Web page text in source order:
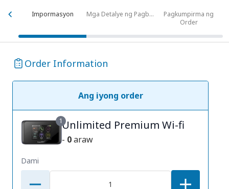
Impormasyon Mga Detalye ng Pagbabayad
Pagkumpirma ng
Order
Order Information
Ang iyong order
1Unlimited Premium Wi-fi
- 0araw
Dami